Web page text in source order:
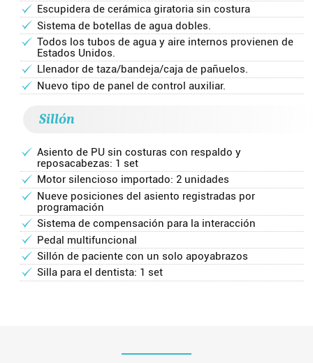
Escupidera de cerámica giratoria sin costura
Sistema de botellas de agua dobles.
Todos los tubos de agua y aire internos provienen de
Estados Unidos.
Llenador de taza/bandeja/caja de pañuelos.
Nuevo tipo de panel de control auxiliar.
Sillón
Asiento de PU sin costuras con respaldo y
reposacabezas: 1 set
Motor silencioso importado: 2 unidades
Nueve posiciones del asiento registradas por
programación
Sistema de compensación para la interacción
Pedal multifuncional
Sillón de paciente con un solo apoyabrazos
Silla para el dentista: 1 set